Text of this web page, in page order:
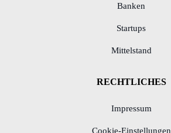
Banken
Startups
Mittelstand
RECHTLICHES
Impressum
Cookie-Einstellungen